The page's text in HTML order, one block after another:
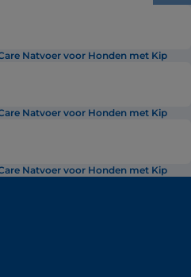
Natvoer voor Honden met Kip
Natvoer voor Honden met Kip
Natvoer voor Honden met Kip